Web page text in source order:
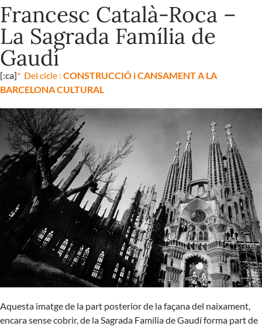
*PISTES LITERÀRIES
* SÈRIE CULTURAL
*DIARI DEL DIA DESPRÉS
* QUIOSC HÄNSEL* i GRETEL*
*UNIVERS HÄNSEL* i GRETEL*
Francesc Català-Roca –
La Sagrada Família de
Gaudí
[:ca]* Del cicle : CONSTRUCCIÓ i CANSAMENT A LA
BARCELONA CULTURAL
Aquesta imatge de la part posterior de la façana del naixament,
encara sense cobrir, de la Sagrada Família de Gaudí forma part de